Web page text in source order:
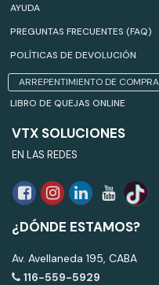
AYUDA
PREGUNTAS FRECUENTES (FAQ)
POLÍTICAS DE DEVOLUCIÓN
ARREPENTIMIENTO DE COMPRA
LIBRO DE QUEJAS ONLINE
VTX SOLUCIONES
EN LAS REDES
¿DÓNDE ESTAMOS?
Av. Avellaneda 195, CABA
116-559-5929